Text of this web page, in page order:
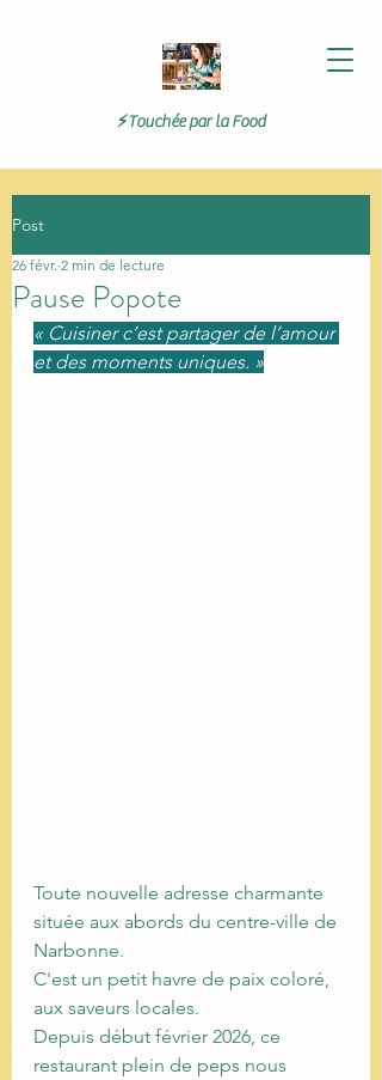
⚡Touchée par la Food
Post
Pause Popote
26 févr. 2 min de lecture
« Cuisiner c’est partager de l’amour
et des moments uniques. »
Toute nouvelle adresse charmante
située aux abords du centre-ville de
Narbonne.
C'est un petit havre de paix coloré,
aux saveurs locales.
Depuis début février 2026, ce
restaurant plein de peps nous